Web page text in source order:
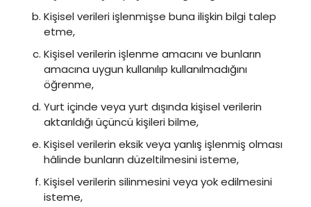
Kişisel verileri işlenmişse buna ilişkin bilgi talep
etme,
Kişisel verilerin işlenme amacını ve bunların
amacına uygun kullanılıp kullanılmadığını
öğrenme,
Yurt içinde veya yurt dışında kişisel verilerin
aktarıldığı üçüncü kişileri bilme,
Kişisel verilerin eksik veya yanlış işlenmiş olması
hâlinde bunların düzeltilmesini isteme,
Kişisel verilerin silinmesini veya yok edilmesini
isteme,